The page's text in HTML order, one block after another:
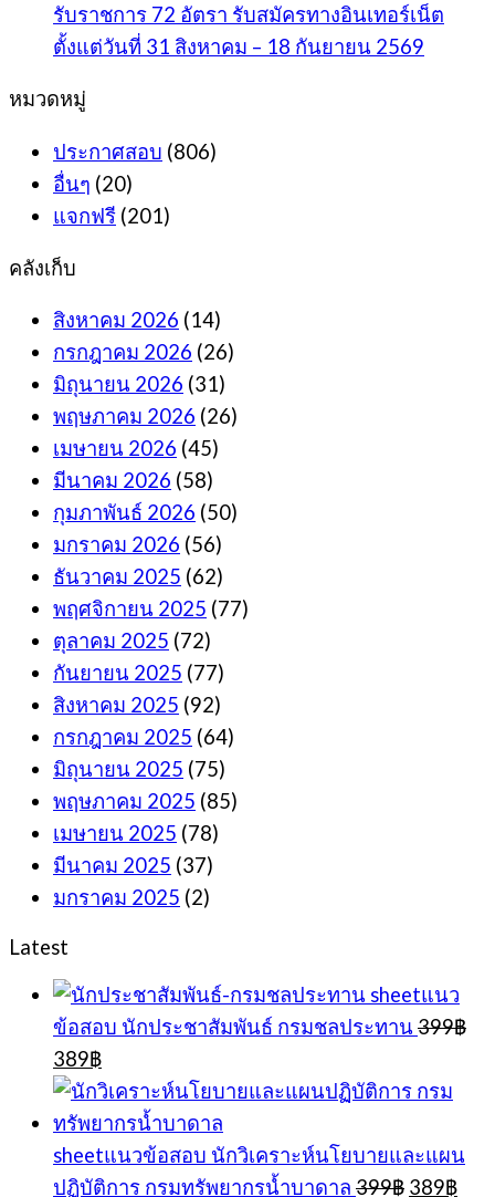
รับราชการ 72 อัตรา รับสมัครทางอินเทอร์เน็ต
ตั้งแต่วันที่ 31 สิงหาคม – 18 กันยายน 2569
หมวดหมู่
ประกาศสอบ (806)
อื่นๆ (20)
แจกฟรี (201)
คลังเก็บ
สิงหาคม 2026 (14)
กรกฎาคม 2026 (26)
มิถุนายน 2026 (31)
พฤษภาคม 2026 (26)
เมษายน 2026 (45)
มีนาคม 2026 (58)
กุมภาพันธ์ 2026 (50)
มกราคม 2026 (56)
ธันวาคม 2025 (62)
พฤศจิกายน 2025 (77)
ตุลาคม 2025 (72)
กันยายน 2025 (77)
สิงหาคม 2025 (92)
กรกฎาคม 2025 (64)
มิถุนายน 2025 (75)
พฤษภาคม 2025 (85)
เมษายน 2025 (78)
มีนาคม 2025 (37)
มกราคม 2025 (2)
Latest
sheetแนว
ข้อสอบ นักประชาสัมพันธ์ กรมชลประทาน 399฿
Original
price
was:
399฿.
389฿Current
price
is:
389฿.
sheetแนวข้อสอบ นักวิเคราะห์นโยบายและแผน
ปฏิบัติการ กรมทรัพยากรน้ำบาดาล 399฿ Original
389฿